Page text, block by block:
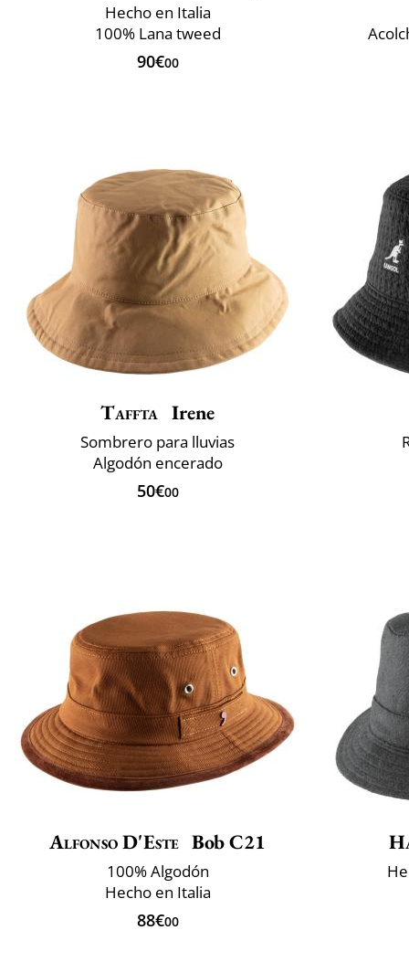
Hecho en Italia
100% Lana tweed
90€00
Taffta Irene
Sombrero para lluvias
Algodón encerado
50€00
Alfonso D'Este Bob C21
100% Algodón
Hecho en Italia
88€00